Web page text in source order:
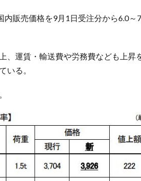
販売価格を9月1日受注分から6.0～
、運賃・輸送費や労務費なども上昇
いる。